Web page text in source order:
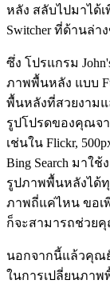
หลัง สลับไปมาได้
Switcher ที่ด้านล่
ซึ่ง โปรแกรม
ภาพพื้นหลัง แบบ
พื้นหลังที่สวยงาม
รูปโปรดของคุณจา
เช่นใน Flickr,
Bing Search มาใ
รูปภาพพื้นหลังได้
ภาพถี่แค่ไหน ขอเพี
ก็จะสามารถช่วย
นอกจากนี้แล้วคุณ
ในการเปลี่ยนภาพ